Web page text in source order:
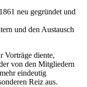
neu gegründet und
und den Austausch
Vorträge diente,
von den Mitgliedern
eindeutig
Reiz aus.